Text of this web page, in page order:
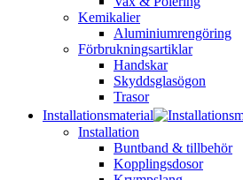
Kemikalier
Aluminiumrengöring
Förbrukningsartiklar
Handskar
Skyddsglasögon
Trasor
Installationsmaterial
Installation
Buntband & tillbehör
Kopplingsdosor